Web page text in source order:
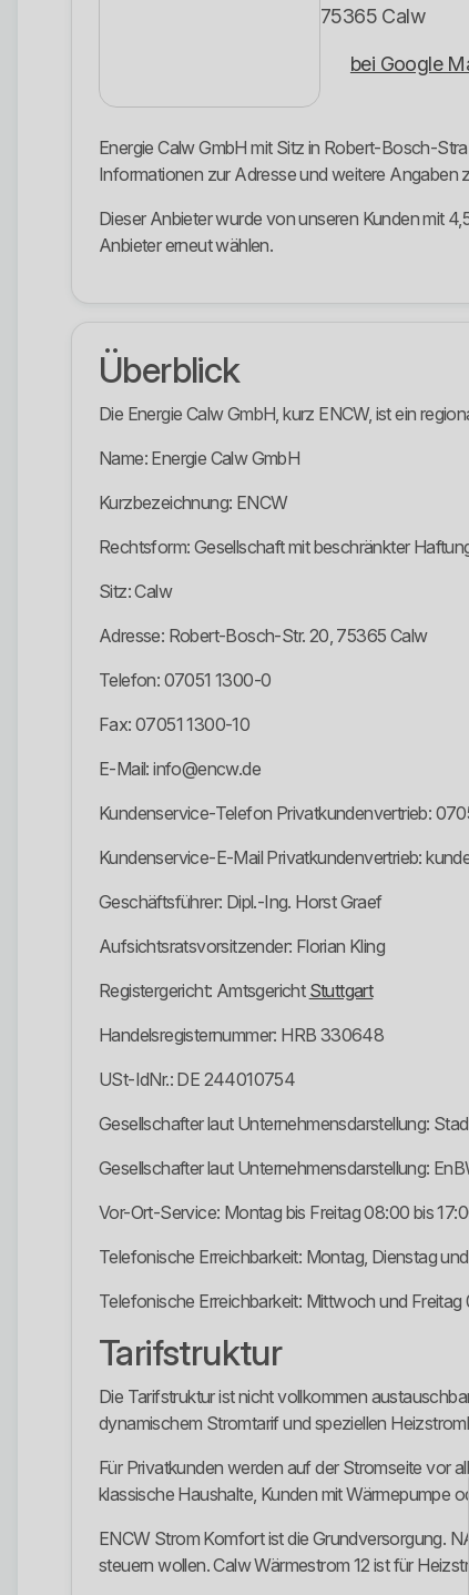
75365 Calw
bei Google
Energie Calw GmbH mit Sitz in Robert-Bosch-
Informationen zur Adresse und weitere Angaben
Dieser Anbieter wurde von unseren Kunden mit
Anbieter erneut wählen.
Überblick
Die Energie Calw GmbH, kurz ENCW, ist ein
Name: Energie Calw GmbH
Kurzbezeichnung: ENCW
Rechtsform: Gesellschaft mit beschränkter
Sitz: Calw
Adresse: Robert-Bosch-Str. 20, 75365 Calw
Telefon: 07051 1300-0
Fax: 07051 1300-10
E-Mail: info@encw.de
Kundenservice-Telefon Privatkundenvertrieb:
Kundenservice-E-Mail Privatkundenvertrieb:
Geschäftsführer: Dipl.-Ing. Horst Graef
Aufsichtsratsvorsitzender: Florian Kling
Registergericht: Amtsgericht Stuttgart
Handelsregisternummer: HRB 330648
USt-IdNr.: DE 244010754
Gesellschafter laut Unternehmensdarstellung:
Gesellschafter laut Unternehmensdarstellung:
Vor-Ort-Service: Montag bis Freitag 08:00 bis
Telefonische Erreichbarkeit: Montag, Dienstag
Telefonische Erreichbarkeit: Mittwoch und Freitag
Tarifstruktur
Die Tarifstruktur ist nicht vollkommen
dynamischem Stromtarif und speziellen
Für Privatkunden werden auf der Stromseite vor
klassische Haushalte, Kunden mit Wärmepumpe
ENCW Strom Komfort ist die Grundversorgung.
steuern wollen. Calw Wärmestrom 12 ist für